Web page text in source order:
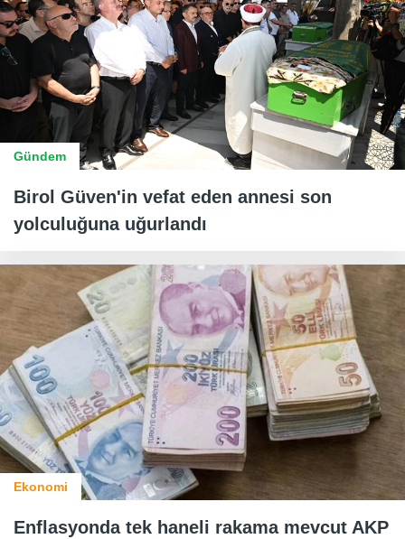
Gündem
Birol Güven'in vefat eden annesi son
yolculuğuna uğurlandı
Ekonomi
Enflasyonda tek haneli rakama mevcut AKP